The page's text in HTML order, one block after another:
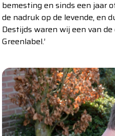
bemesting en sinds een jaar
de nadruk op de levende, en
Destijds waren wij een van
Greenlabel.’